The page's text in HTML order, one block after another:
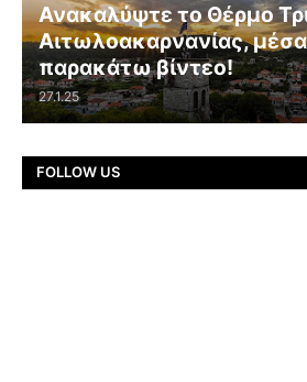
Ανακαλύψτε το Θέρμο
Αιτωλοακαρνανίας,
παρακάτω βίντεο!
27.1.25
FOLLOW US